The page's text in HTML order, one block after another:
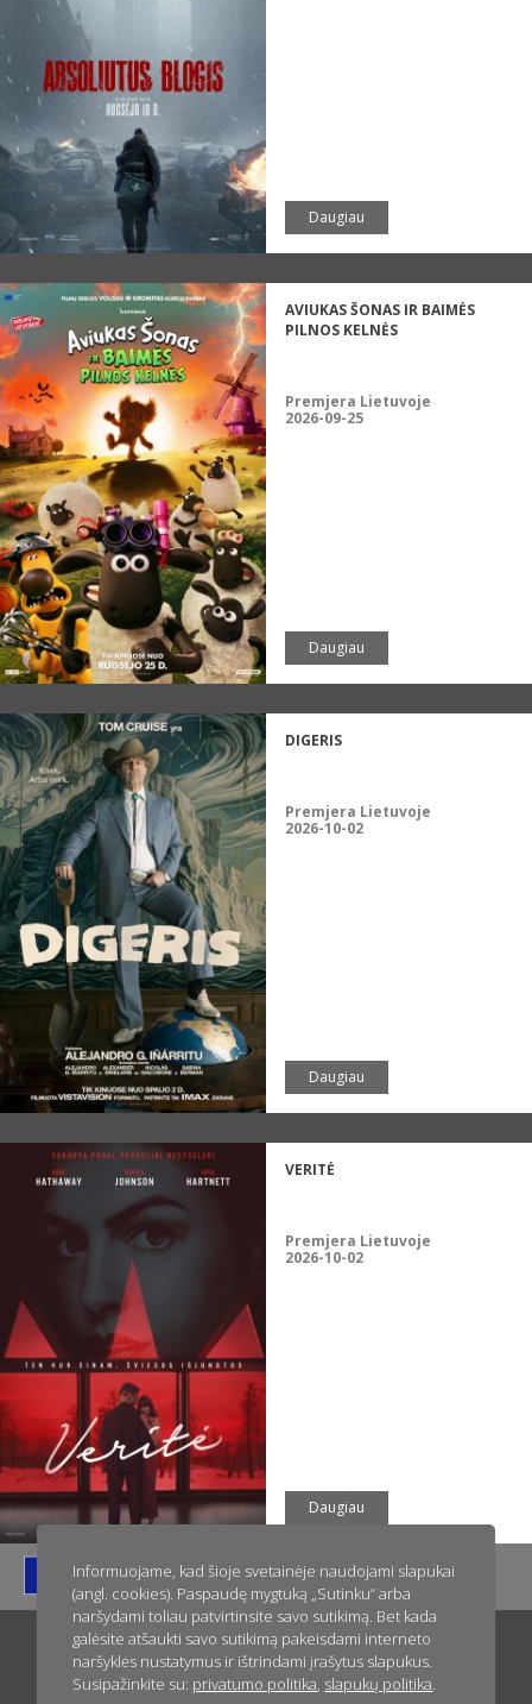
Informuojame, kad šioje svetainėje naudojami slapukai
(angl. cookies). Paspaudę mygtuką „Sutinku“ arba
naršydami toliau patvirtinsite savo sutikimą. Bet kada
galėsite atšaukti savo sutikimą pakeisdami interneto
naršyklės nustatymus ir ištrindami įrašytus slapukus.
Susipažinkite su: privatumo politika, slapukų politika.
Daugiau
AVIUKAS ŠONAS IR BAIMĖS
PILNOS KELNĖS
Premjera Lietuvoje
2026-09-25
Daugiau
DIGERIS
Premjera Lietuvoje
2026-10-02
Daugiau
VERITĖ
Premjera Lietuvoje
2026-10-02
Daugiau
Titulinis Apie ACME Film Naujienos
Greitai kinuose